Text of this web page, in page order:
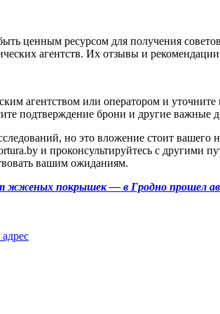
ценным ресурсом для получения
агентств. Их отзывы и
агентством или оператором и
подтверждение брони и другие важные
но это вложение стоит
и проконсультируйтесь с
вашим ожиданиям.
жженых покрышек — в Гродно прошел